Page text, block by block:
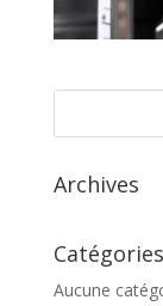
Archives
Catégories
Aucune